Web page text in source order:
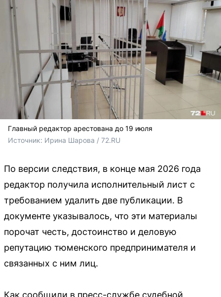
Главный редактор арестована до 19 июля
Источник: Ирина Шарова / 72.RU
По версии следствия, в конце мая 2026 года
редактор получила исполнительный лист с
требованием удалить две публикации. В
документе указывалось, что эти материалы
порочат честь, достоинство и деловую
репутацию тюменского предпринимателя и
связанных с ним лиц.
Как сообщили в пресс-службе судебной